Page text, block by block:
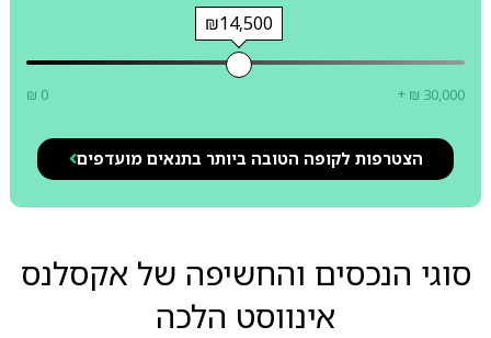
₪14,500
₪ 0 + ₪ 30,000
הצטרפות לקופה הטובה ביותר בתנאים מועדפים
סוגי הנכסים והחשיפה של אקסלנס
אינווסט הלכה